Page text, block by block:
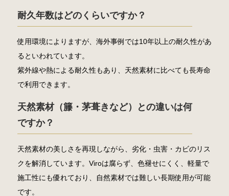
耐久年数はどのくらいですか？
使用環境によりますが、海外事例では10年以上の耐久性があ
るといわれています。
紫外線や熱による耐久性もあり、天然素材に比べても長寿命
で利用できます。
天然素材（籐・茅葺きなど）との違いは何
ですか？
天然素材の美しさを再現しながら、劣化・虫害・カビのリス
クを解消しています。Viroは腐らず、色褪せにくく、軽量で
施工性にも優れており、自然素材では難しい長期使用が可能
です。